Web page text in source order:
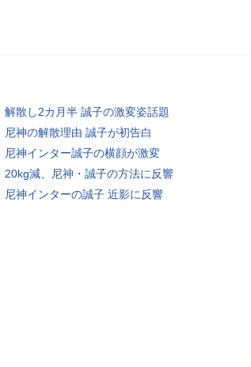
解散し2カ月半 誠子の激変姿話題
尼神の解散理由 誠子が初告白
尼神インター誠子の横顔が激変
20kg減、尼神・誠子の方法に反響
尼神インターの誠子 近影に反響